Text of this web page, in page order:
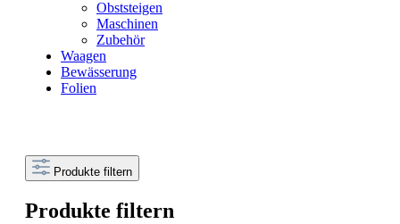
Obststeigen
Maschinen
Zubehör
Waagen
Bewässerung
Folien
Produkte filtern
Produkte filtern